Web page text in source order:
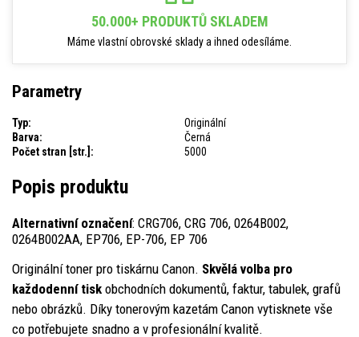
50.000+ PRODUKTŮ SKLADEM
Máme vlastní obrovské sklady a ihned odesíláme.
Parametry
Typ:
Originální
Barva:
Černá
Počet stran [str.]:
5000
Popis produktu
Alternativní označení: CRG706, CRG 706, 0264B002,
0264B002AA, EP706, EP-706, EP 706
Originální toner pro tiskárnu Canon. Skvělá volba pro
každodenní tisk obchodních dokumentů, faktur, tabulek, grafů
nebo obrázků. Díky tonerovým kazetám Canon vytisknete vše
co potřebujete snadno a v profesionální kvalitě.